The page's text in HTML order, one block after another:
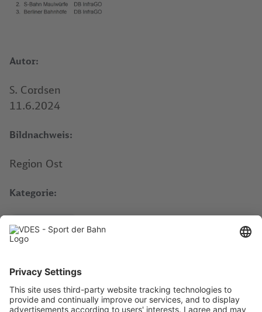
Autor:
S. Cordsen
11.6.2024
Bildnachweis:
Region Ost
Kategorie:
Veranstaltung